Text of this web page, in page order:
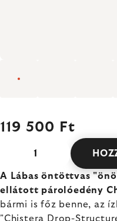
119 500 Ft
A Lábas öntöttvas
ellátott párolóedény
bármi is főz benne, az
"Chistera Drop-